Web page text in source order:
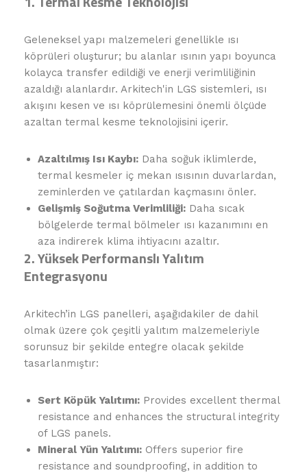
Geleneksel yapı malzemeleri genellikle ısı
köprüleri oluşturur; bu alanlar ısının yapı boyunca
kolayca transfer edildiği ve enerji verimliliğinin
azaldığı alanlardır. Arkitech'in LGS sistemleri, ısı
akışını kesen ve ısı köprülemesini önemli ölçüde
azaltan termal kesme teknolojisini içerir.
Azaltılmış Isı Kaybı: Daha soğuk iklimlerde,
termal kesmeler iç mekan ısısının duvarlardan,
zeminlerden ve çatılardan kaçmasını önler.
Gelişmiş Soğutma Verimliliği: Daha sıcak
bölgelerde termal bölmeler ısı kazanımını en
aza indirerek klima ihtiyacını azaltır.
2. Yüksek Performanslı Yalıtım
Entegrasyonu
Arkitech’in LGS panelleri, aşağıdakiler de dahil
olmak üzere çok çeşitli yalıtım malzemeleriyle
sorunsuz bir şekilde entegre olacak şekilde
tasarlanmıştır:
Sert Köpük Yalıtımı: Provides excellent thermal
resistance and enhances the structural integrity
of LGS panels.
Mineral Yün Yalıtımı: Offers superior fire
resistance and soundproofing, in addition to